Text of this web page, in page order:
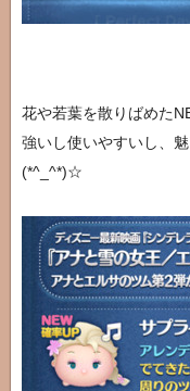
花や若葉を散りばめた
強いし使いやすいし、
(*^_^*)☆